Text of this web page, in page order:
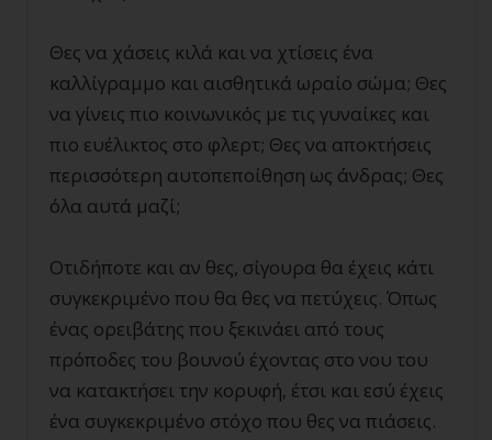
Θες να χάσεις κιλά και να χτίσεις ένα
καλλίγραμμο και αισθητικά ωραίο σώμα; Θες
να γίνεις πιο κοινωνικός με τις γυναίκες και
πιο ευέλικτος στο φλερτ; Θες να αποκτήσεις
περισσότερη αυτοπεποίθηση ως άνδρας; Θες
όλα αυτά μαζί;
Οτιδήποτε και αν θες, σίγουρα θα έχεις κάτι
συγκεκριμένο που θα θες να πετύχεις. Όπως
ένας ορειβάτης που ξεκινάει από τους
πρόποδες του βουνού έχοντας στο νου του
να κατακτήσει την κορυφή, έτσι και εσύ έχεις
ένα συγκεκριμένο στόχο που θες να πιάσεις.